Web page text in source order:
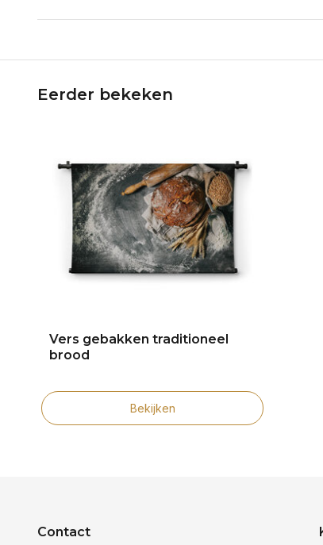
Eerder bekeken
Vers gebakken traditioneel
brood
Bekijken
Contact